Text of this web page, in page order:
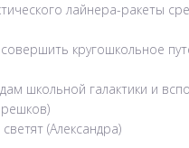
лайнера-ракеты
кругошкольное
школьной галактики и
(Александра)